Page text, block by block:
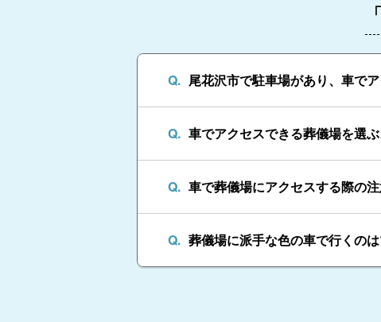
尾花沢市で駐車場があり、車で
車でアクセスできる葬儀場を選
車で葬儀場にアクセスする際の
葬儀場に派手な色の車で行くの